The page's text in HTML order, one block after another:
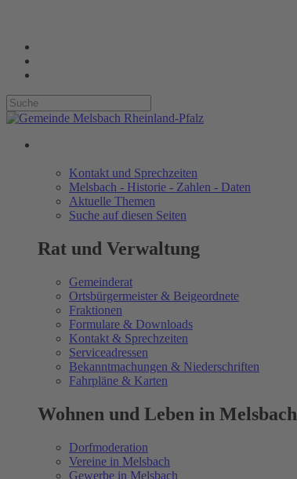
Kontakt und Sprechzeiten
Melsbach - Historie - Zahlen - Daten
Aktuelle Themen
Suche auf diesen Seiten
Rat und Verwaltung
Gemeinderat
Ortsbürgermeister & Beigeordnete
Fraktionen
Formulare & Downloads
Kontakt & Sprechzeiten
Serviceadressen
Bekanntmachungen & Niederschriften
Fahrpläne & Karten
Wohnen und Leben in Melsbach
Dorfmoderation
Vereine in Melsbach
Gewerbe in Melsbach